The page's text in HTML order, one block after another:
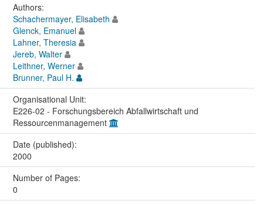
Authors:
Schachermayer, Elisabeth
Glenck, Emanuel
Lahner, Theresia
Jereb, Walter
Leithner, Werner
Brunner, Paul H.
Organisational Unit:
E226-02 - Forschungsbereich Abfallwirtschaft und
Ressourcenmanagement
Date (published):
2000
Number of Pages:
0